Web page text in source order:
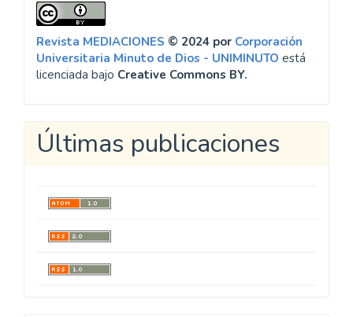
Revista MEDIACIONES © 2024 por Corporación
Universitaria Minuto de Dios - UNIMINUTO está
licenciada bajo Creative Commons BY.
Últimas publicaciones